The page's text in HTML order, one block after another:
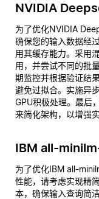
NVIDIA
为了优化NVIDIA
确保您的输入数据经
用其缓存能力。采用
用，并尝试不同的批
期监控并根据验证结
避免过拟合。实施异
GPU积极处理。最后
来简化架构，以增强
IBM all-
为了优化IBM all-
性能，请考虑实现精
本，确保输入查询简